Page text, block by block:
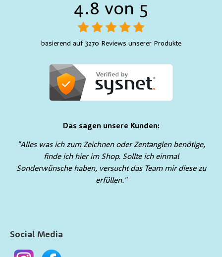
4.8 von 5
basierend auf 3270 Reviews unserer Produkte
Das sagen unsere Kunden:
"Alles was ich zum Zeichnen oder Zentanglen benötige,
finde ich hier im Shop. Sollte ich einmal
Sonderwünsche haben, versucht das Team mir diese zu
erfüllen."
Social Media